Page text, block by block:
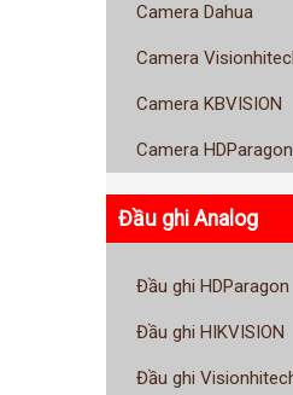
Camera Dahua
Camera
Camera KBVISION
Camera HDParagon
Đầu ghi Analog
Đầu ghi HDParagon
Đầu ghi HIKVISION
Đầu ghi